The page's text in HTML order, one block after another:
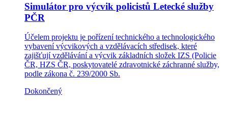
Simulátor pro výcvik policistů Letecké služby
PČR
Účelem projektu je pořízení technického a technologického
vybavení výcvikových a vzdělávacích středisek, které
zajišťují vzdělávání a výcvik základních složek IZS (Policie
ČR, HZS ČR, poskytovatelé zdravotnické záchranné služby,
podle zákona č. 239/2000 Sb.
Dokončený